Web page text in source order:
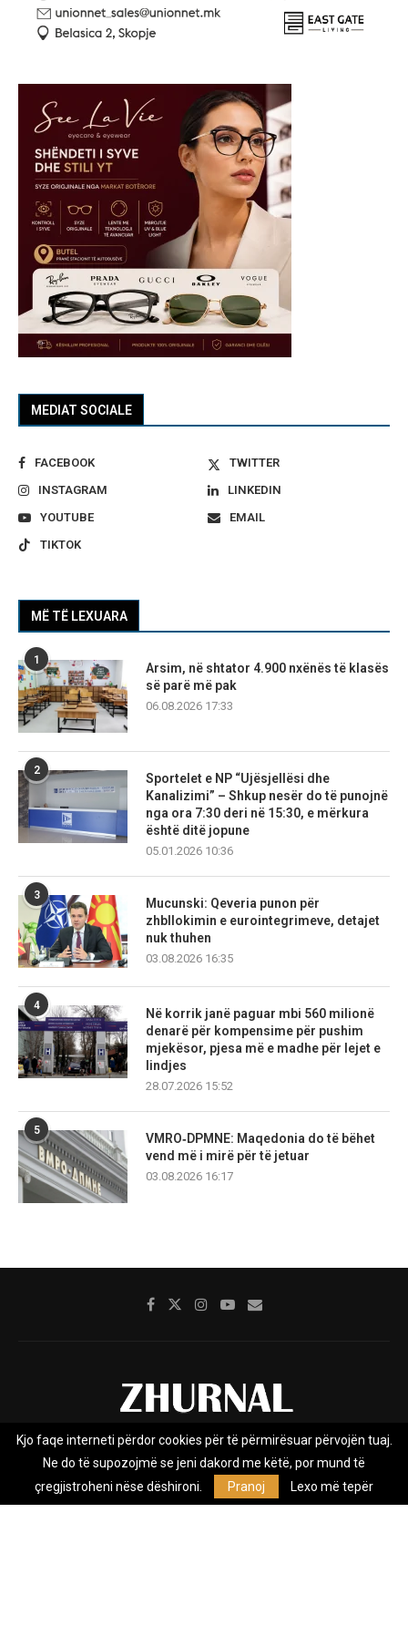
MEDIAT SOCIALE
FACEBOOK
TWITTER
INSTAGRAM
LINKEDIN
YOUTUBE
EMAIL
TIKTOK
MË TË LEXUARA
1
Arsim, në shtator 4.900 nxënës të klasës
së parë më pak
06.08.2026 17:33
2
Sportelet e NP “Ujësjellësi dhe
Kanalizimi” – Shkup nesër do të punojnë
nga ora 7:30 deri në 15:30, e mërkura
është ditë jopune
05.01.2026 10:36
3
Mucunski: Qeveria punon për
zhbllokimin e eurointegrimeve, detajet
nuk thuhen
03.08.2026 16:35
4
Në korrik janë paguar mbi 560 milionë
denarë për kompensime për pushim
mjekësor, pjesa më e madhe për lejet e
lindjes
28.07.2026 15:52
5
VMRO‑DPMNE: Maqedonia do të bëhet
vend më i mirë për të jetuar
03.08.2026 16:17
Rreth nesh Impresumi Marketing
Privacy Policy
Zhurnal.mk është Agjenci e Lajmeve e pavarur, e themeluar në vitin
Kjo faqe interneti përdor cookies për të përmirësuar përvojën tuaj.
Ne do të supozojmë se jeni dakord me këtë, por mund të
çregjistroheni nëse dëshironi.
Pranoj Lexo më tepër